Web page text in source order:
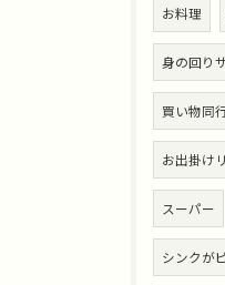
お料理
身の回り
買い物同
お出掛け
スーパー
シンクが